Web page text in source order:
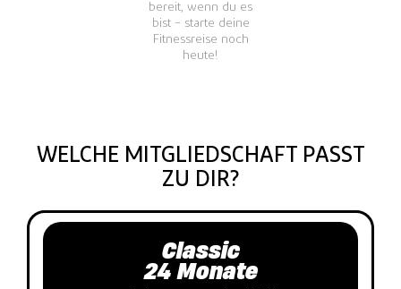
bereit, wenn du es
bist – starte deine
Fitnessreise noch
heute!
WELCHE MITGLIEDSCHAFT PASST
ZU DIR?
Classic
24 Monate